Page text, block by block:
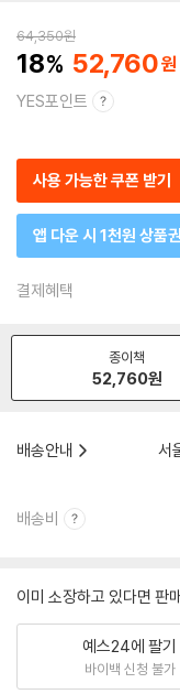
64,350원
18 52,760
YES포인트
사용 가능한 쿠폰 받기
앱 다운 시 1천원 상품권
결제혜택
종이책
52,760원
배송안내
서
배송비
이미 소장하고 있다면 판
예스24에 팔기
바이백 신청 불가